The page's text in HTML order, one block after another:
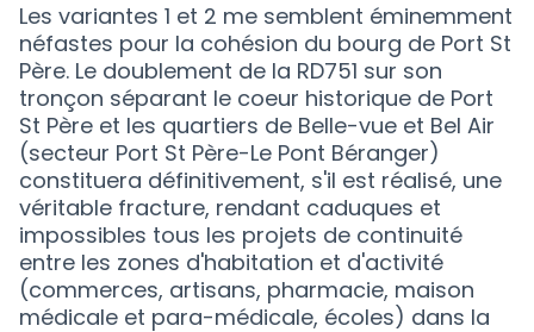
Les variantes 1 et 2 me semblent éminemment
néfastes pour la cohésion du bourg de Port St
Père. Le doublement de la RD751 sur son
tronçon séparant le coeur historique de Port
St Père et les quartiers de Belle-vue et Bel Air
(secteur Port St Père-Le Pont Béranger)
constituera définitivement, s'il est réalisé, une
véritable fracture, rendant caduques et
impossibles tous les projets de continuité
entre les zones d'habitation et d'activité
(commerces, artisans, pharmacie, maison
médicale et para-médicale, écoles) dans la